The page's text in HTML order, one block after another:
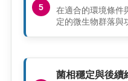
在適合的環境條件
定的微生物群落與
菌相穩定與後續